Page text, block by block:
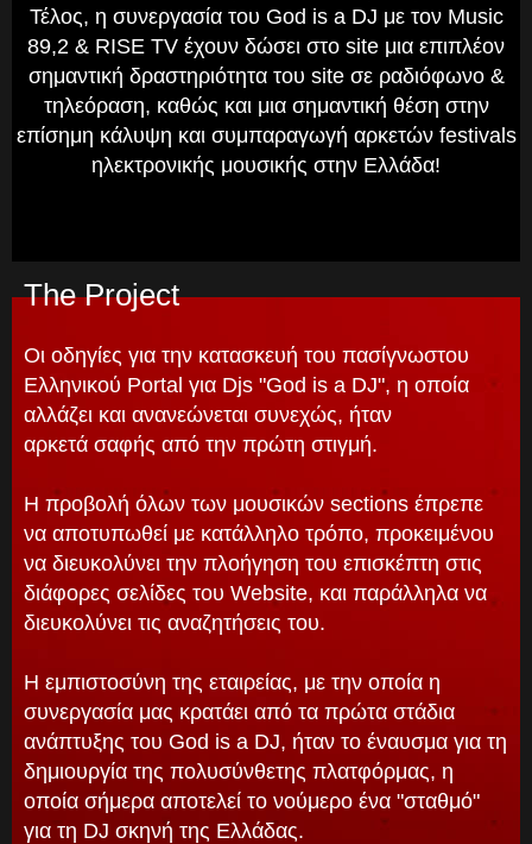
Τέλος, η συνεργασία του God is a DJ με τον Music
89,2 & RISE TV έχουν δώσει στο site μια επιπλέον
σημαντική δραστηριότητα του site σε ραδιόφωνο &
τηλεόραση, καθώς και μια σημαντική θέση στην
επίσημη κάλυψη και συμπαραγωγή αρκετών festivals
ηλεκτρονικής μουσικής στην Ελλάδα!
The Project
Οι οδηγίες για την κατασκευή του πασίγνωστου
Ελληνικού Portal για Djs "God is a DJ", η οποία
αλλάζει και ανανεώνεται συνεχώς, ήταν
αρκετά σαφής από την πρώτη στιγμή.
Η προβολή όλων των μουσικών sections έπρεπε
να αποτυπωθεί με κατάλληλο τρόπο, προκειμένου
να διευκολύνει την πλοήγηση του επισκέπτη στις
διάφορες σελίδες του Website, και παράλληλα να
διευκολύνει τις αναζητήσεις του.
Η εμπιστοσύνη της εταιρείας, με την οποία η
συνεργασία μας κρατάει από τα πρώτα στάδια
ανάπτυξης του God is a DJ, ήταν το έναυσμα για τη
δημιουργία της πολυσύνθετης πλατφόρμας, η
οποία σήμερα αποτελεί το νούμερο ένα "σταθμό"
για τη DJ σκηνή της Ελλάδας.